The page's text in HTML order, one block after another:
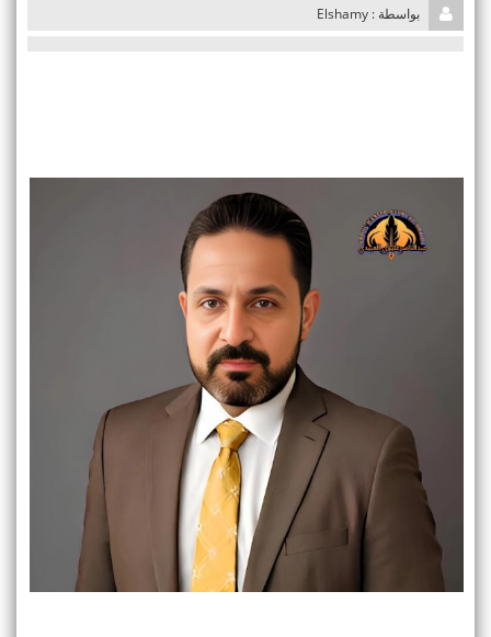
بواسطة : Elshamy